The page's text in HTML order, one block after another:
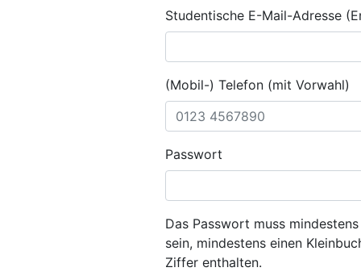
Studentische E-Mail-Adresse
(Mobil-) Telefon (mit Vorwahl)
Passwort
Das Passwort muss
sein, mindestens einen
Ziffer enthalten.